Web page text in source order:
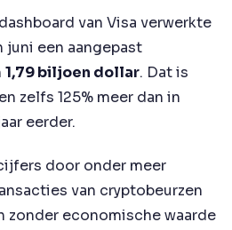
van Visa verwerkte
een aangepast
1,79 biljoen dollar. Dat is
zelfs 125% meer dan in
eerder.
door onder meer
van cryptobeurzen
zonder economische waarde